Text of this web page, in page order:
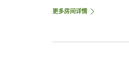
更多房间详情